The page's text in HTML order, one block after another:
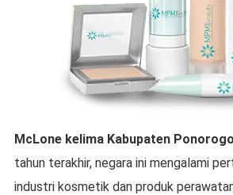
McLone kelima Kabupaten Ponorogo
tahun terakhir, negara ini mengalami
industri kosmetik dan produk